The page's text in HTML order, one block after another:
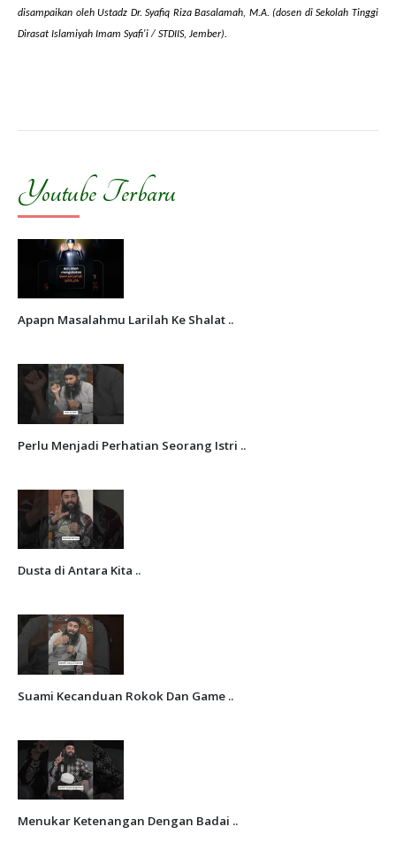
disampaikan oleh Ustadz Dr. Syafiq Riza Basalamah, M.A. (dosen di Sekolah Tinggi
Dirasat Islamiyah Imam Syafi'i/ STDIIS, Jember).
Youtube Terbaru
Apapn Masalahmu Larilah Ke Shalat ..
Perlu Menjadi Perhatian Seorang Istri ..
Dusta di Antara Kita ..
Suami Kecanduan Rokok Dan Game ..
Menukar Ketenangan Dengan Badai ..